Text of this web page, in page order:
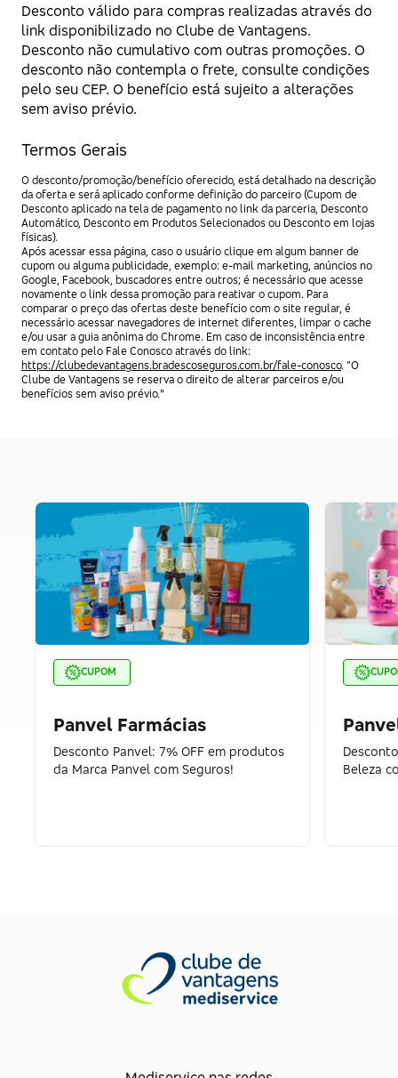
Desconto válido para compras realizadas através do
link disponibilizado no Clube de Vantagens.
Desconto não cumulativo com outras promoções. O
desconto não contempla o frete, consulte condições
pelo seu CEP. O benefício está sujeito a alterações
sem aviso prévio.
Termos Gerais
O desconto/promoção/benefício oferecido, está detalhado na descrição
da oferta e será aplicado conforme definição do parceiro (Cupom de
Desconto aplicado na tela de pagamento no link da parceria, Desconto
Automático, Desconto em Produtos Selecionados ou Desconto em lojas
físicas).
Após acessar essa página, caso o usuário clique em algum banner de
cupom ou alguma publicidade, exemplo: e-mail marketing, anúncios no
Google, Facebook, buscadores entre outros; é necessário que acesse
novamente o link dessa promoção para reativar o cupom. Para
comparar o preço das ofertas deste benefício com o site regular, é
necessário acessar navegadores de internet diferentes, limpar o cache
e/ou usar a guia anônima do Chrome. Em caso de inconsistência entre
em contato pelo Fale Conosco através do link:
https://clubedevantagens.bradescoseguros.com.br/fale-conosco. “O
Clube de Vantagens se reserva o direito de alterar parceiros e/ou
benefícios sem aviso prévio."
CUPOM
Panvel Farmácias
Desconto Panvel: 7% OFF em produtos
da Marca Panvel com Seguros!
Beleza